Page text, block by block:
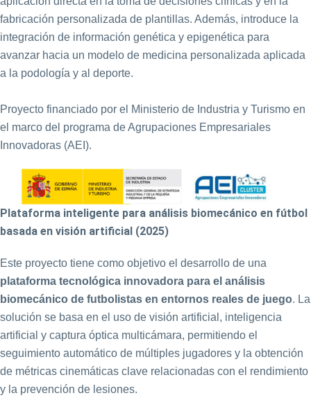
fabricación personalizada de plantillas. Además, introduce la
integración de información genética y epigenética para
avanzar hacia un modelo de medicina personalizada aplicada
a la podología y al deporte.
Proyecto financiado por el Ministerio de Industria y Turismo en
el marco del programa de Agrupaciones Empresariales
Innovadoras (AEI).
Plataforma inteligente para análisis biomecánico en fútbol
basada en visión artificial (2025)
Este proyecto tiene como objetivo el desarrollo de una
plataforma tecnológica innovadora para el análisis
biomecánico de futbolistas en entornos reales de juego. La
solución se basa en el uso de visión artificial, inteligencia
artificial y captura óptica multicámara, permitiendo el
seguimiento automático de múltiples jugadores y la obtención
de métricas cinemáticas clave relacionadas con el rendimiento
y la prevención de lesiones.